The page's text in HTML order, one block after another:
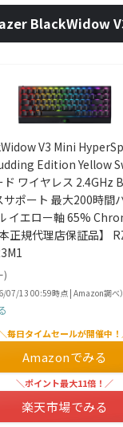
BlackWidow
V3 Mini
Edition Yellow
ド ワイヤレス 2.4GHz
サポート 最大200時間
イエロー軸 65%
正規代理店保証品】
)
07/13 00:59時点 | Amazon調べ）
毎日タイムセールが開催中
Amazonでみる
＼ポイント最大11倍！／
楽天市場でみる